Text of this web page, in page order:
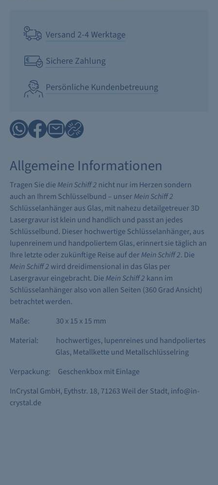
Versand 2-4 Werktage
Sichere Zahlung
Persönliche Kundenbetreuung
Allgemeine Informationen
Tragen Sie die Mein Schiff 2 nicht nur im Herzen sondern
auch an Ihrem Schlüsselbund – unserMein Schiff 2
Schlüsselanhänger aus Glas, mit nahezu detailgetreuer 3D
Lasergravur ist klein und handlich und passt an jedes
Schlüsselbund. Dieser hochwertige Schlüsselanhänger, aus
lupenreinem und handpoliertem Glas, erinnert sie täglich an
Ihre letzte oder zukünftige Reise auf derMein Schiff 2. Die
Mein Schiff 2wird dreidimensional in das Glas per
Lasergravur eingebracht. Die Mein Schiff 2 kann im
Schlüsselanhänger also von allen Seiten (360 Grad Ansicht)
betrachtet werden.
Maße:
30 x 15 x 15 mm
Material:
hochwertiges, lupenreines und handpoliertes
Glas, Metallkette und Metallschlüsselring
Verpackung:
Geschenkbox mit Einlage
InCrystal GmbH, Eythstr. 18, 71263 Weil der Stadt, info@in-
crystal.de